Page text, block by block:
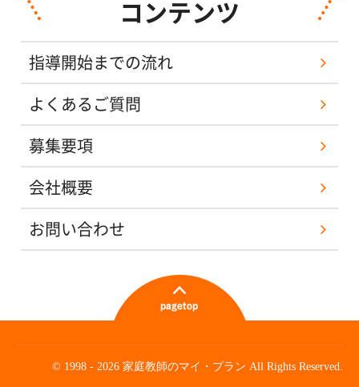
コンテンツ
指導開始までの流れ
よくあるご質問
募集要項
会社概要
お問い合わせ
© 1998 - 2026 家庭教師のマイ・プラン All Rights Reserved.